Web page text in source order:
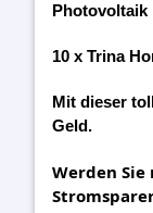
Photovoltaik
10 x Trina
Mit dieser
Geld.
Werden Sie